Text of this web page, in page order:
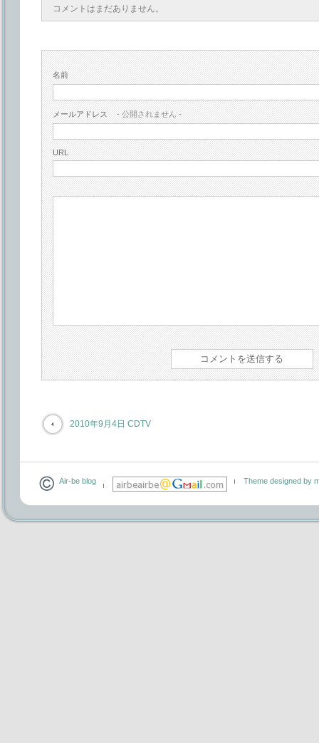
コメントはまだありません。
名前
メールアドレス - 公開されません -
URL
2010年9月4日 CDTV
Air-be blog Theme designed by